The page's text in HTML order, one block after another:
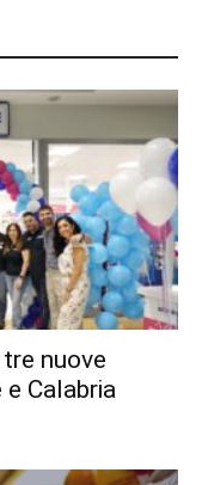
nuove
Calabria